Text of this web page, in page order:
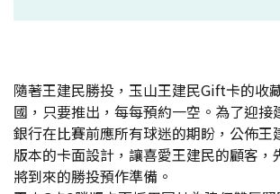
隨著王建民勝投，玉山王建民Gift卡的收
國，只要推出，每每預約一空。為了迎接
銀行在比賽前應所有球迷的期盼，公佈王
版本的卡面設計，讓喜愛王建民的顧客，
將到來的勝投預作準備。